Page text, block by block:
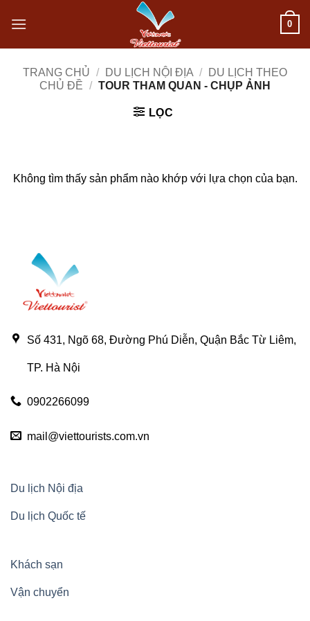
0
TRANG CHỦ / DU LỊCH NỘI ĐỊA /
DU LỊCH THEO
CHỦ ĐỀ / TOUR THAM QUAN - CHỤP ẢNH
LỌC
Không tìm thấy sản phẩm nào khớp với lựa chọn của bạn.
Số 431, Ngõ 68, Đường Phú Diễn, Quận Bắc Từ Liêm,
TP. Hà Nội
0902266099
mail@viettourists.com.vn
Du lịch Nội địa
Du lịch Quốc tế
Khách sạn
Vận chuyển